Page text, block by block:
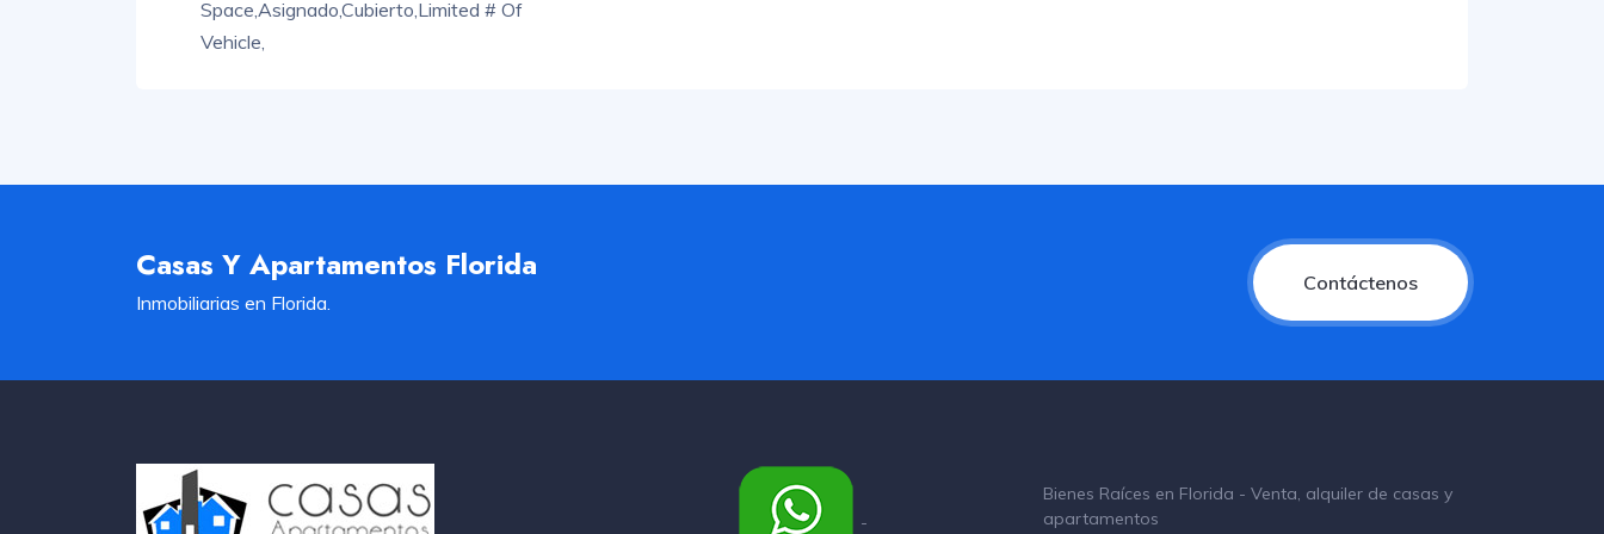
Space, Asignado,Cubierto, Limited # Of
Vehicle,
Casas Y Apartamentos Florida
Inmobiliarias en Florida.
Contáctenos
-
Bienes Raíces en Florida - Venta, alquiler de casas y
apartamentos